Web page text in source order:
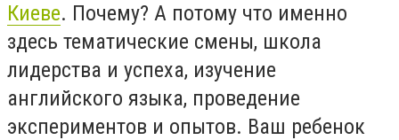
Киеве. Почему? А потому что именно
здесь тематические смены, школа
лидерства и успеха, изучение
английского языка, проведение
экспериментов и опытов. Ваш ребенок